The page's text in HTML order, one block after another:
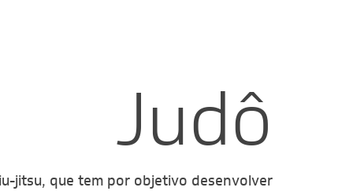
Judô
jitsu, que tem por objetivo desenvolver